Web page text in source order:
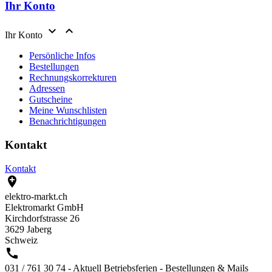
Ihr Konto
Ihr Konto  
Persönliche Infos
Bestellungen
Rechnungskorrekturen
Adressen
Gutscheine
Meine Wunschlisten
Benachrichtigungen
Kontakt
Kontakt

elektro-markt.ch
Elektromarkt GmbH
Kirchdorfstrasse 26
3629 Jaberg
Schweiz

031 / 761 30 74 - Aktuell Betriebsferien - Bestellungen & Mails